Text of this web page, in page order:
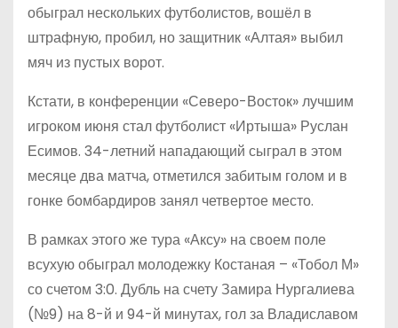
обыграл нескольких футболистов, вошёл в
штрафную, пробил, но защитник «Алтая» выбил
мяч из пустых ворот.
Кстати, в конференции «Северо-Восток» лучшим
игроком июня стал футболист «Иртыша» Руслан
Есимов. 34-летний нападающий сыграл в этом
месяце два матча, отметился забитым голом и в
гонке бомбардиров занял четвертое место.
В рамках этого же тура «Аксу» на своем поле
всухую обыграл молодежку Костаная – «Тобол М»
со счетом 3:0. Дубль на счету Замира Нургалиева
(№9) на 8-й и 94-й минутах, гол за Владиславом